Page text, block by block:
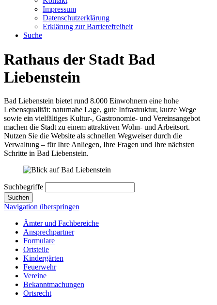
Impressum
Datenschutzerklärung
Erklärung zur Barrierefreiheit
Suche
Rathaus der Stadt Bad
Liebenstein
Bad Liebenstein bietet rund 8.000 Einwohnern eine hohe
Lebensqualität: naturnahe Lage, gute Infrastruktur, kurze Wege
sowie ein vielfältiges Kultur-, Gastronomie- und Vereinsangebot
machen die Stadt zu einem attraktiven Wohn- und Arbeitsort.
Nutzen Sie die Website als schnellen Wegweiser durch die
Verwaltung – für Ihre Anliegen, Ihre Fragen und Ihre nächsten
Schritte in Bad Liebenstein.
Suchbegriffe
Suchen
Navigation überspringen
Ämter und Fachbereiche
Ansprechpartner
Formulare
Ortsteile
Kindergärten
Feuerwehr
Vereine
Bekanntmachungen
Ortsrecht